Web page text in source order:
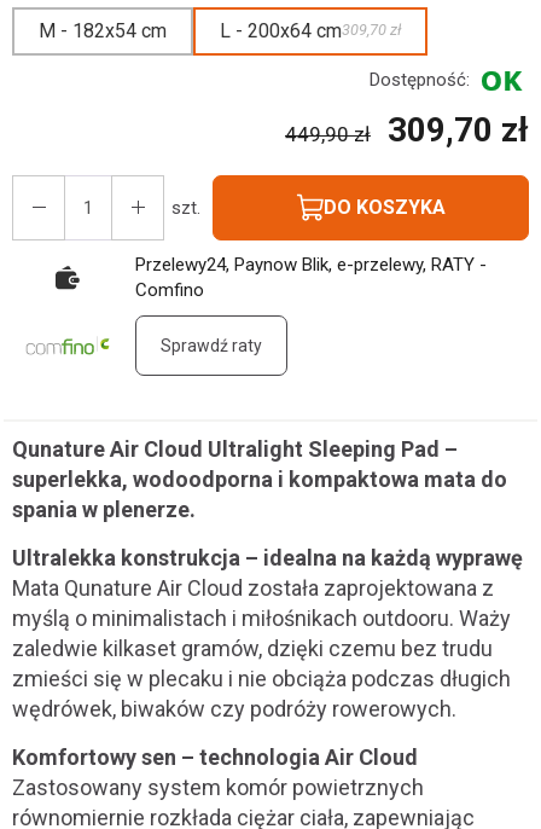
M - 182x54 cm
L - 200x64 cm309,70 zł
Dostępność:
449,90 zł 309,70 zł
szt. DO KOSZYKA
Przelewy24, Paynow Blik, e-przelewy, RATY -
Comfino
Sprawdź raty
Qunature Air Cloud Ultralight Sleeping Pad –
superlekka, wodoodporna i kompaktowa mata do
spania w plenerze.
Ultralekka konstrukcja – idealna na każdą wyprawę
Mata Qunature Air Cloud została zaprojektowana z
myślą o minimalistach i miłośnikach outdooru. Waży
zaledwie kilkaset gramów, dzięki czemu bez trudu
zmieści się w plecaku i nie obciąża podczas długich
wędrówek, biwaków czy podróży rowerowych.
Komfortowy sen – technologia Air Cloud
Zastosowany system komór powietrznych
równomiernie rozkłada ciężar ciała, zapewniając